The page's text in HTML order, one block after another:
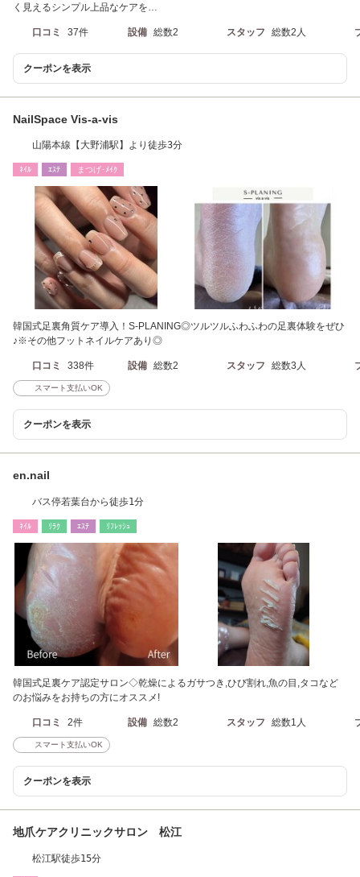
く見えるシンプル上品なケアを…
口コミ 37件 設備 総数2 スタッフ 総数2人
クーポンを表示
NailSpace Vis-a-vis
山陽本線【大野浦駅】より徒歩3分
ﾈｲﾙ ｴｽﾃ まつげ･ﾒｲｸ
韓国式足裏角質ケア導入！S-PLANING◎ツルツルふわふわの足裏体験をぜひ
♪※その他フットネイルケアあり◎
口コミ 338件 設備 総数2 スタッフ 総数3人
スマート支払いOK
クーポンを表示
en.nail
バス停若葉台から徒歩1分
ﾈｲﾙ ﾘﾗｸ ｴｽﾃ ﾘﾌﾚｯｼｭ
韓国式足裏ケア認定サロン◇乾燥によるガサつき,ひび割れ,魚の目,タコなど
のお悩みをお持ちの方にオススメ!
口コミ 2件 設備 総数2 スタッフ 総数1人
スマート支払いOK
クーポンを表示
地爪ケアクリニックサロン 松江
松江駅徒歩15分